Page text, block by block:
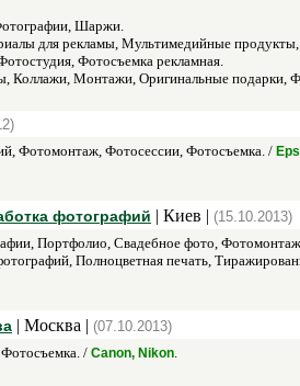
Шаржи.
для рекламы, Мультимедийные
Фотосъемка рекламная.
Коллажи, Монтажи, Оригинальные
Фотомонтаж, Фотосессии, Фотосъемка. /
фотографий | Киев | (15.10.2013)
Портфолио, Свадебное фото,
Полноцветная печать,
| Москва | (07.10.2013)
/ Canon, Nikon.